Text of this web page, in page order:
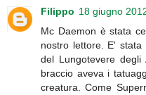
Filippo 18 giugno
Mc Daemon è stata
nostro lettore. E'
del Lungotevere
braccio aveva i
creatura. Come